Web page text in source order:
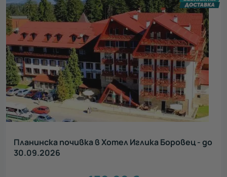
Планинска почивка в Хотел Иглика Боровец - до
30.09.2026